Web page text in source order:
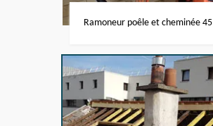
Ramoneur poêle et cheminée 45